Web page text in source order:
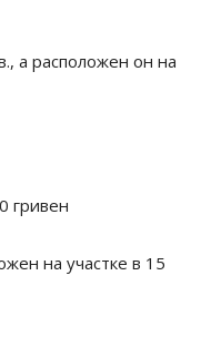
а расположен он на
гривен
на участке в 15